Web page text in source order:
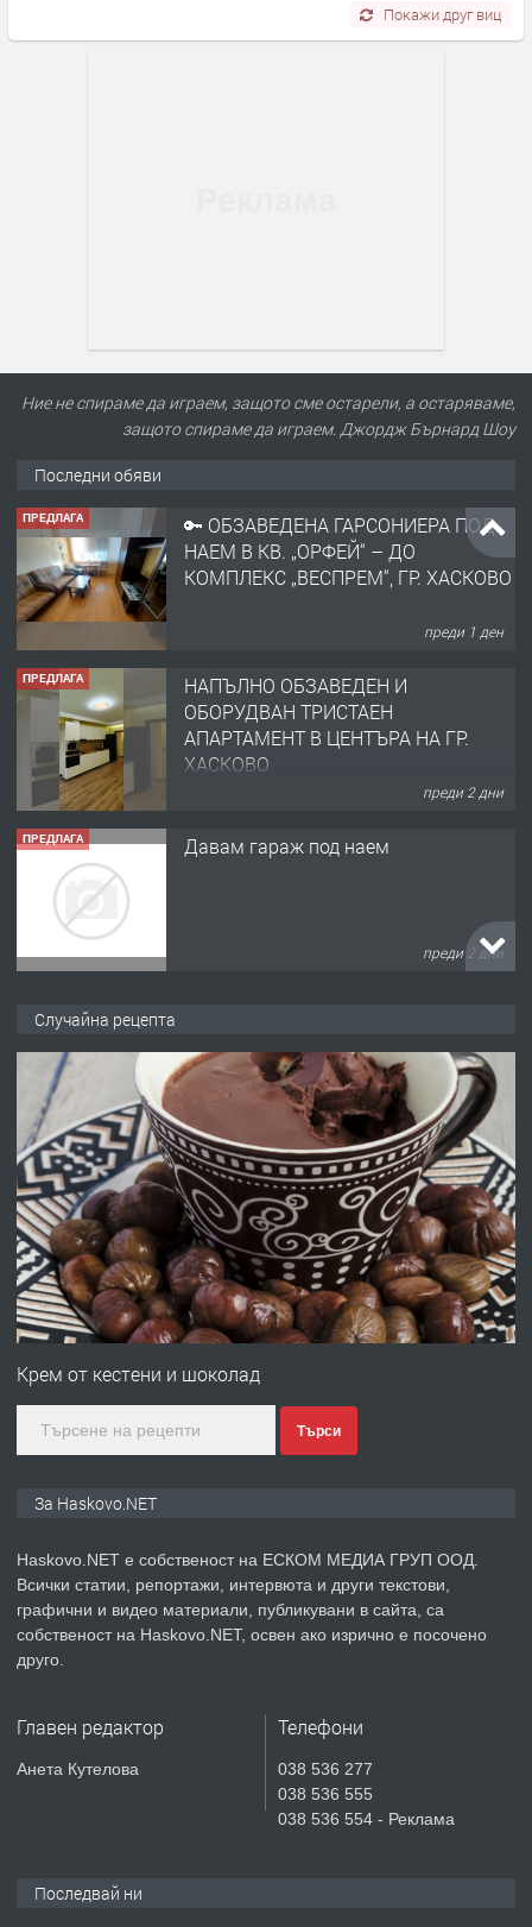
Покажи друг виц
Ние не спираме да играем, защото сме остарели, а остаряваме,
защото спираме да играем. Джордж Бърнард Шоу
Последни обяви
ПРЕДЛАГА
🔑 ОБЗАВЕДЕНА ГАРСОНИЕРА ПОД
НАЕМ В КВ. „ОРФЕЙ“ – ДО
КОМПЛЕКС „ВЕСПРЕМ“, ГР. ХАСКОВО
преди 1 ден
ПРЕДЛАГА
НАПЪЛНО ОБЗАВЕДЕН И
ОБОРУДВАН ТРИСТАЕН
АПАРТАМЕНТ В ЦЕНТЪРА НА ГР.
ХАСКОВО
преди 2 дни
ПРЕДЛАГА Давам гараж под наем
преди 2 дни
градската градина!
преди 2 дни
ПРЕДЛАГА
ПРОСТОРЕН ТРИСТАЕН
АПАРТАМЕНТ В НОВА СГРАДА КВ.
КУБА
преди 3 дни
ПРЕДЛАГА
Продавам парцел в гр. Хасково кв.
асфалт 0889 537 426
преди 3 дни
ПРЕДЛАГА
№4119 Едностаен обзаведен
Под НАЕМ двустаен Орфей
Случайна рецепта
Крем от кестени и шоколад
Търси
За Haskovo.NET
Haskovo.NET е собственост на ЕСКОМ МЕДИА ГРУП ООД.
Всички статии, репортажи, интервюта и други текстови,
графични и видео материали, публикувани в сайта, са
собственост на Haskovo.NET, освен ако изрично е посочено
друго.
Главен редактор
Анета Кутелова
Телефони
038 536 277
038 536 555
038 536 554 - Реклама
Последвай ни